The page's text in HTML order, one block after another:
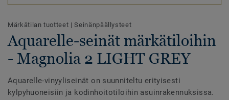
Märkätilan tuotteet |Seinänpäällysteet
Aquarelle-seinät märkätiloihin
- Magnolia 2 LIGHT GREY
Aquarelle-vinyyliseinät on suunniteltu erityisesti
kylpyhuoneisiin ja kodinhoitotiloihin asuinrakennuksissa.